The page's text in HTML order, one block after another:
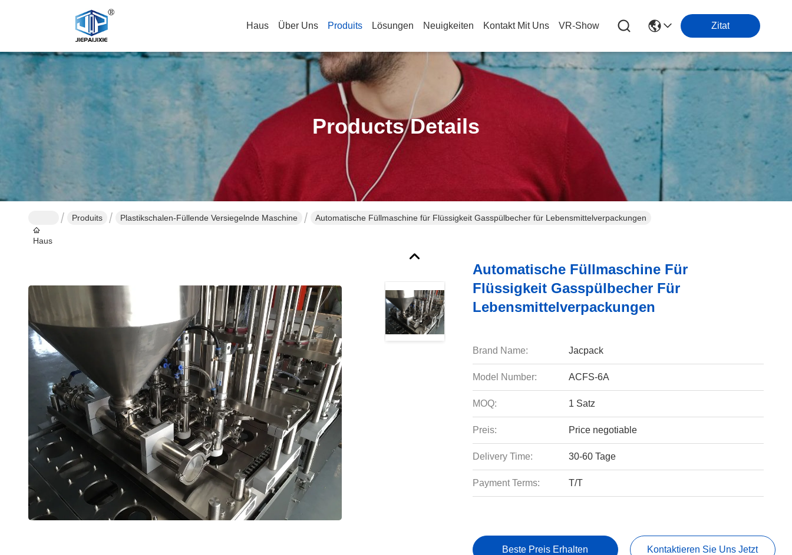
Haus Über Uns Produits Lösungen Neuigkeiten Kontakt Mit Uns VR-Show Zitat
Products Details
Haus
Produits Plastikschalen-Füllende Versiegelnde Maschine Automatische Füllmaschine für Flüssigkeit Gasspülbecher für Lebensmittelverpackungen
Automatische Füllmaschine Für
Flüssigkeit Gasspülbecher Für
Lebensmittelverpackungen
Brand Name: Jacpack
Model Number: ACFS-6A
MOQ: 1 Satz
Preis: Price negotiable
Delivery Time: 30-60 Tage
Payment Terms: T/T
Beste Preis Erhalten Kontaktieren Sie Uns Jetzt